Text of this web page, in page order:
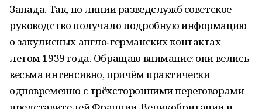
Запада. Так, по линии разведслужб советское
руководство получало подробную информацию
о закулисных англо‑германских контактах
летом 1939 года. Обращаю внимание: они велись
весьма интенсивно, причём практически
одновременно с трёхсторонними переговорами